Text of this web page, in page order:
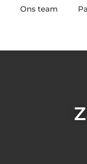
Ons team